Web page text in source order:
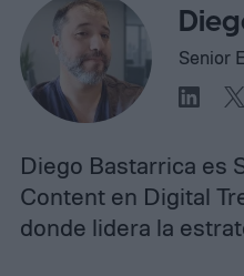
Senior
Diego Bastarrica es
Content en Digital
donde lidera la